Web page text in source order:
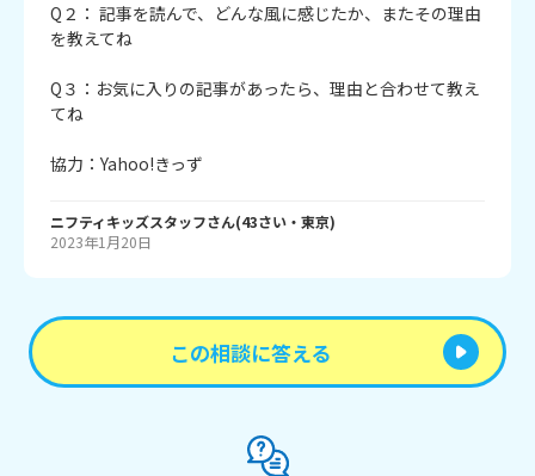
Q２： 記事を読んで、どんな風に感じたか、またその理由
を教えてね
Q３：お気に入りの記事があったら、理由と合わせて教え
てね
協力：Yahoo!きっず
ニフティキッズスタッフさん(43さい・ 東京)
2023年1月20日
この相談に答える